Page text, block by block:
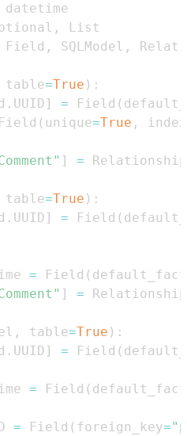
,
Field , SQLModel ,
table=True ) :
. UUID ] = Field (
( unique=True ,
index
] = Relationship
table=True ) :
. UUID ] = Field (
= Field (
] = Relationship
, table=True ) :
. UUID ] = Field (
= Field (
= Field ( foreign_key=